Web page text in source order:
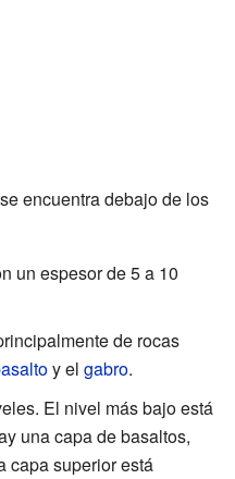
encuentra debajo de los
un espesor de 5 a 10
de rocas
y el gabro.
El nivel más bajo está
una capa de basaltos,
capa superior está